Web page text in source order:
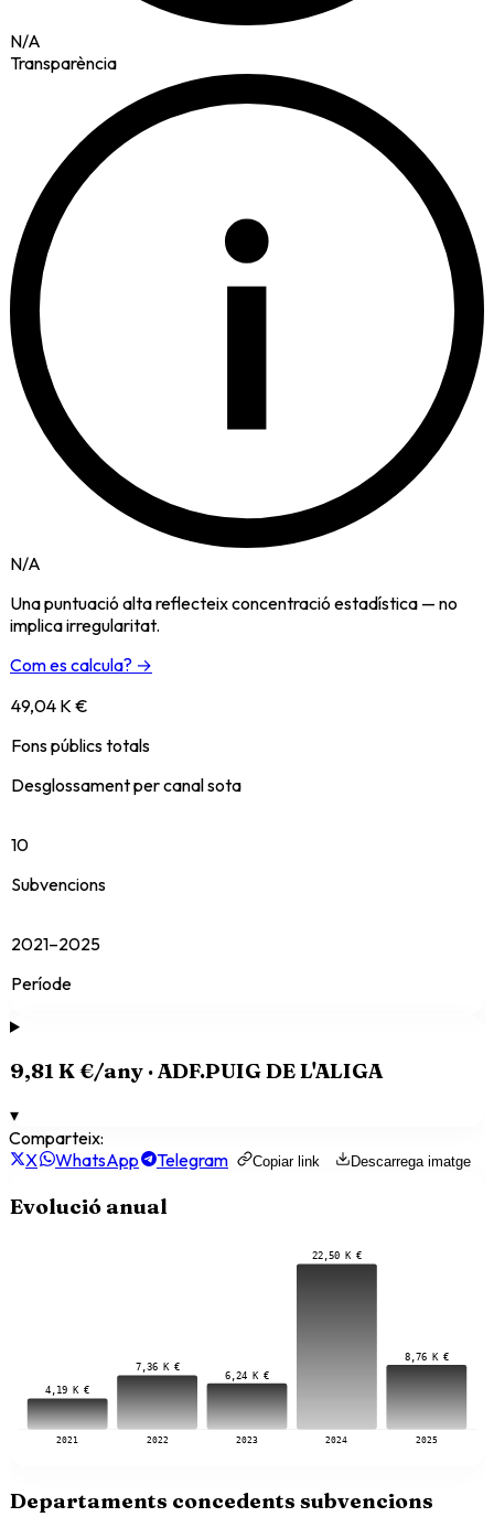
N/A
Transparència
i
N/A
Una puntuació alta reflecteix concentració estadística — no
implica irregularitat.
Com es calcula? →
49,04 K €
Fons públics totals
Desglossament per canal sota
10
Subvencions
2021–2025
Període
9,81 K €/any ·ADF.PUIG DE L'ALIGA
▾
Comparteix:
X
WhatsApp Telegram Copiar link Descarrega imatge
Evolució anual
4,19 K €
2021
7,36 K €
2022
6,24 K €
2023
22,50 K €
2024
8,76 K €
2025
Departaments concedents subvencions